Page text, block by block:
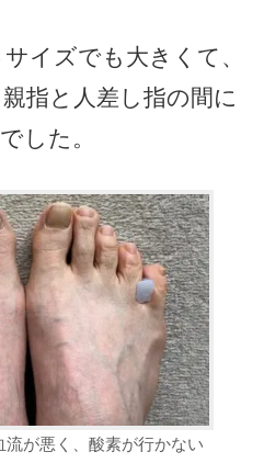
イズでも大きくて、
指と人差し指の間に
した。
流が悪く、酸素が行かない